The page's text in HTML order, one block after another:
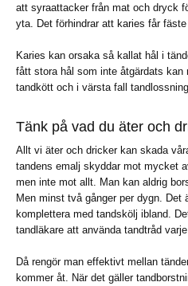
att syraattacker från mat och dryck
yta. Det förhindrar att karies får fäste
Karies kan orsaka så kallat hål i
fått stora hål som inte åtgärdats kan
tandkött och i värsta fall tandlossning.
Tänk på vad du äter och
Allt vi äter och dricker kan skada
tandens emalj skyddar mot mycket
men inte mot allt. Man kan aldrig
Men minst två gånger per dygn. Det
komplettera med tandskölj ibland.
tandläkare att använda tandtråd varje
Då rengör man effektivt mellan
kommer åt. När det gäller